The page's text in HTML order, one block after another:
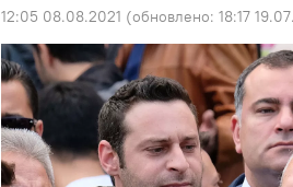
12:05 08.08.2021 (обновлено: 18:17